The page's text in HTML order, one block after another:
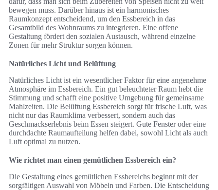
bewegen muss. Darüber hinaus ist ein harmonisches
Raumkonzept entscheidend, um den Essbereich in das
Gesamtbild des Wohnraums zu integrieren. Eine offene
Gestaltung fördert den sozialen Austausch, während einzelne
Zonen für mehr Struktur sorgen können.
Natürliches Licht und Belüftung
Natürliches Licht ist ein wesentlicher Faktor für eine angenehme
Atmosphäre im Essbereich. Ein gut beleuchteter Raum hebt die
Stimmung und schafft eine positive Umgebung für gemeinsame
Mahlzeiten. Die Belüftung Essbereich sorgt für frische Luft, was
nicht nur das Raumklima verbessert, sondern auch das
Geschmackserlebnis beim Essen steigert. Gute Fenster oder eine
durchdachte Raumaufteilung helfen dabei, sowohl Licht als auch
Luft optimal zu nutzen.
Wie richtet man einen gemütlichen Essbereich ein?
Die Gestaltung eines gemütlichen Essbereichs beginnt mit der
sorgfältigen Auswahl von Möbeln und Farben. Die Entscheidung